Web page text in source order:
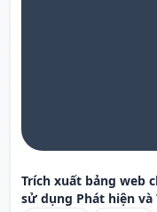
Trích xuất bảng web
sử dụng Phát hiện và